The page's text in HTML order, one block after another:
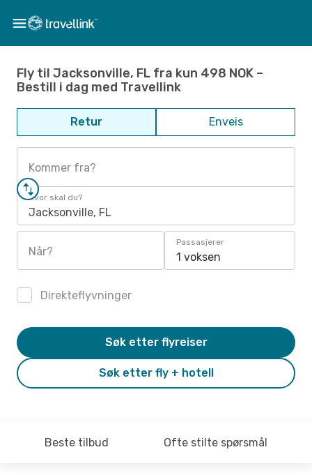
Fly til Jacksonville, FL fra kun 498 NOK –
Bestill i dag med Travellink
Retur Enveis
Kommer fra?
Hvor skal du?
Jacksonville, FL
Når?
Passasjerer
1 voksen
Direkteflyvninger
Søk etter fly + hotell
Søk etter flyreiser
Beste tilbud Ofte stilte spørsmål